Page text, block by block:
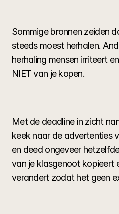
Sommige bronnen zeiden
steeds moest herhalen.
herhaling mensen irriteert
NIET van je kopen.
Met de deadline in zicht
keek naar de advertenties
en deed ongeveer
van je klasgenoot kopieert
verandert zodat het geen